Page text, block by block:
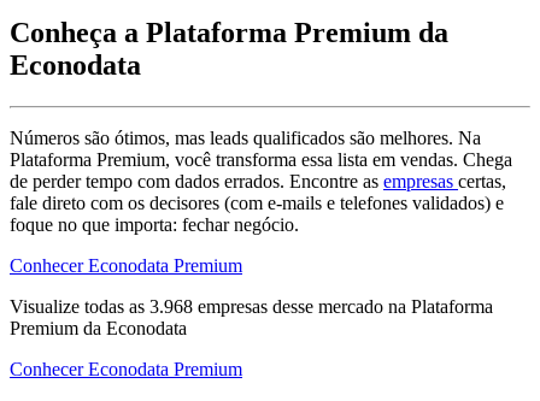
Conheça a Plataforma Premium da
Econodata
Números são ótimos, mas leads qualificados são melhores. Na
Plataforma Premium, você transforma essa lista em vendas. Chega
de perder tempo com dados errados. Encontre as empresas certas,
fale direto com os decisores (com e-mails e telefones validados) e
foque no que importa: fechar negócio.
Conhecer Econodata Premium
Visualize todas as 3.968 empresas desse mercado na Plataforma
Premium da Econodata
Conhecer Econodata Premium